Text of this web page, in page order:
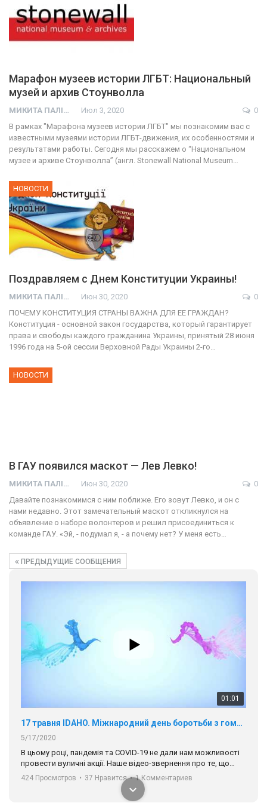
Марафон музеев истории ЛГБТ: Национальный
музей и архив Стоунволла
МИКИТА ПАЛІЙ Июл 3, 2020
0
В рамках "Марафона музеев истории ЛГБТ" мы познакомим вас с
известными музеями истории ЛГБТ-движения, их особенностями и
результатами работы. Сегодня мы расскажем о “Национальном
музее и архиве Стоунволла” (англ. Stonewall National Museum…
НОВОСТИ
Поздравляем с Днем Конституции Украины!
МИКИТА ПАЛІЙ Июн 30, 2020
0
ПОЧЕМУ КОНСТИТУЦИЯ СТРАНЫ ВАЖНА ДЛЯ ЕЕ ГРАЖДАН?
Конституция - основной закон государства, который гарантирует
права и свободы каждого гражданина Украины, принятый 28 июня
1996 года на 5-ой сессии Верховной Рады Украины 2-го…
НОВОСТИ
В ГАУ появился маскот — Лев Левко!
МИКИТА ПАЛІЙ Июн 30, 2020
0
Давайте познакомимся с ним поближе. Его зовут Левко, и он с
нами недавно. Этот замечательный маскот откликнулся на
объявление о наборе волонтеров и решил присоединиться к
команде ГАУ. «Эй, - подумал я, - а почему нет? У меня есть…
ПРЕДЫДУЩИЕ СООБЩЕНИЯ
01:01
5/17/2020
В цьому році, пандемія та COVІD-19 не дали нам можливості
солідарності, приєднатися до нас. Регіональні підрозділи
ГАУ є в 16 областях України.
Разом наш голос лунає гучніше!